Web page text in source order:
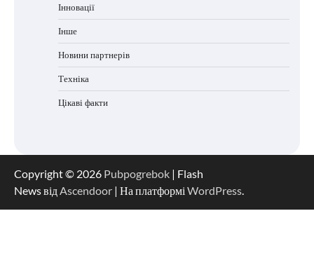
Інновації
Інше
Новини партнерів
Техніка
Цікаві факти
Copyright © 2026 Pubpogrebok | Flash
News від Ascendoor | На платформі WordPress